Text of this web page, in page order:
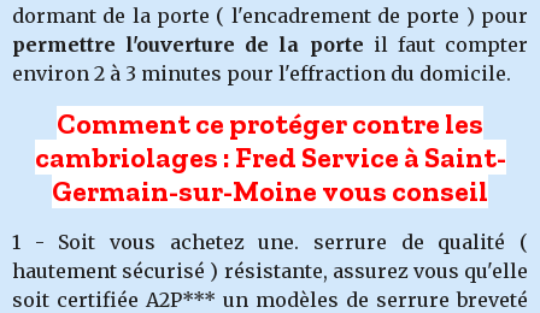
dormant de la porte ( l'encadrement de porte ) pour
permettre l'ouverture de la porte il faut compter
environ 2 à 3 minutes pour l'effraction du domicile.
Comment ce protéger contre les
cambriolages : Fred Service à Saint-
Germain-sur-Moine vous conseil
1 - Soit vous achetez une. serrure de qualité (
hautement sécurisé ) résistante, assurez vous qu'elle
soit certifiée A2P*** un modèles de serrure breveté